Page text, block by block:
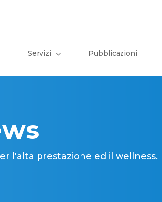
Servizi Pubblicazioni
l'alta prestazione ed il wellness.